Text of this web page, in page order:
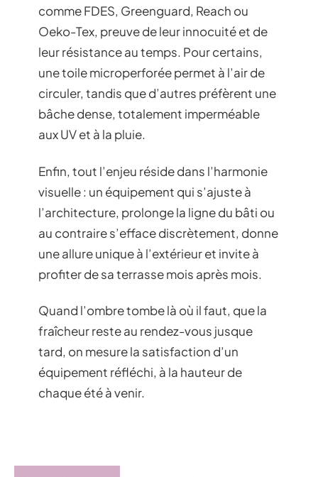
comme FDES, Greenguard, Reach ou
Oeko-Tex, preuve de leur innocuité et de
leur résistance au temps. Pour certains,
une toile microperforée permet à l’air de
circuler, tandis que d’autres préfèrent une
bâche dense, totalement imperméable
aux UV et à la pluie.
Enfin, tout l’enjeu réside dans l’harmonie
visuelle : un équipement qui s’ajuste à
l’architecture, prolonge la ligne du bâti ou
au contraire s’efface discrètement, donne
une allure unique à l’extérieur et invite à
profiter de sa terrasse mois après mois.
Quand l’ombre tombe là où il faut, que la
fraîcheur reste au rendez-vous jusque
tard, on mesure la satisfaction d’un
équipement réfléchi, à la hauteur de
chaque été à venir.